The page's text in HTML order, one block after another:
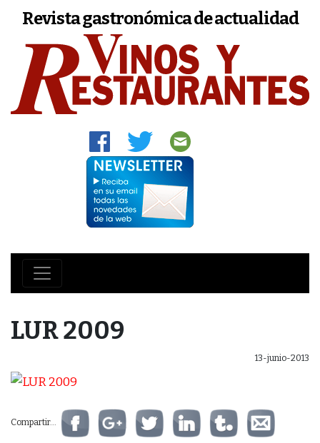
Revista gastronómica de actualidad
LUR 2009
13-junio-2013
Compartir...